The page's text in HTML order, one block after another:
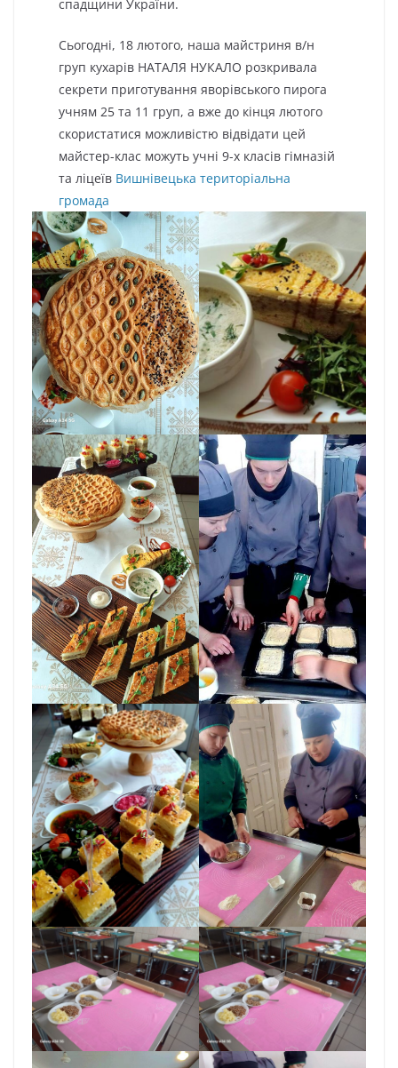
спадщини України.
Сьогодні, 18 лютого, наша майстриня в/н
груп кухарів НАТАЛЯ НУКАЛО розкривала
секрети приготування яворівського пирога
учням 25 та 11 груп, а вже до кінця лютого
скористатися можливістю відвідати цей
майстер-клас можуть учні 9-х класів гімназій
та ліцеїв Вишнівецька територіальна
громада